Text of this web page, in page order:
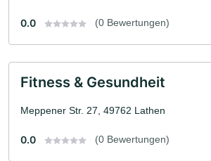
0.0 (0 Bewertungen)
Fitness & Gesundheit
Meppener Str. 27, 49762 Lathen
0.0 (0 Bewertungen)